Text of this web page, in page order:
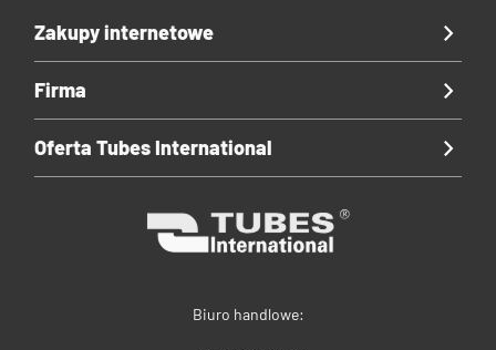
Biuro handlowe:
Zakupy internetowe
Firma
Oferta Tubes International